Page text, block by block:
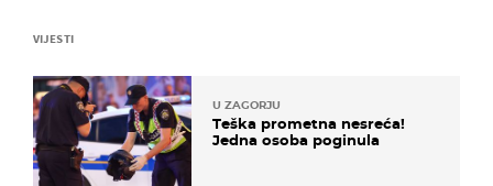
VIJESTI
U ZAGORJU
Teška prometna nesreća!
Jedna osoba poginula